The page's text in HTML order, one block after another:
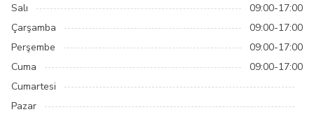
Salı
09:00-17:00
Çarşamba
09:00-17:00
Perşembe
09:00-17:00
Cuma
09:00-17:00
Cumartesi
Pazar